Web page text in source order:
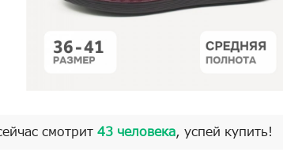
смотрит 43 человека, успей купить!